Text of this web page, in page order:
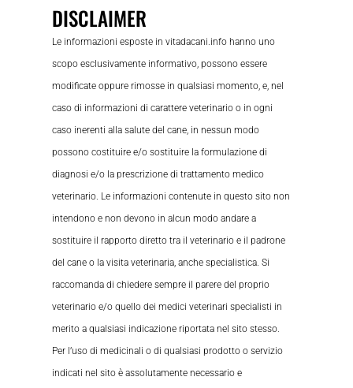
DISCLAIMER
Le informazioni esposte in vitadacani.info hanno uno
scopo esclusivamente informativo, possono essere
modificate oppure rimosse in qualsiasi momento, e, nel
caso di informazioni di carattere veterinario o in ogni
caso inerenti alla salute del cane, in nessun modo
possono costituire e/o sostituire la formulazione di
diagnosi e/o la prescrizione di trattamento medico
veterinario. Le informazioni contenute in questo sito non
intendono e non devono in alcun modo andare a
sostituire il rapporto diretto tra il veterinario e il padrone
del cane o la visita veterinaria, anche specialistica. Si
raccomanda di chiedere sempre il parere del proprio
veterinario e/o quello dei medici veterinari specialisti in
merito a qualsiasi indicazione riportata nel sito stesso.
Per l’uso di medicinali o di qualsiasi prodotto o servizio
indicati nel sito è assolutamente necessario e